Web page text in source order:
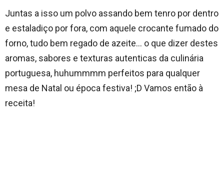
Juntas a isso um polvo assando bem tenro por dentro
e estaladiço por fora, com aquele crocante fumado do
forno, tudo bem regado de azeite… o que dizer destes
aromas, sabores e texturas autenticas da culinária
portuguesa, huhummmm perfeitos para qualquer
mesa de Natal ou época festiva! ;D Vamos então à
receita!